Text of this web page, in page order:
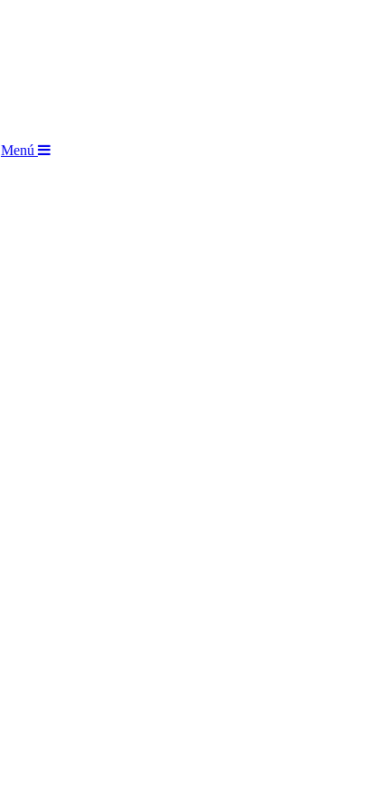
Menú